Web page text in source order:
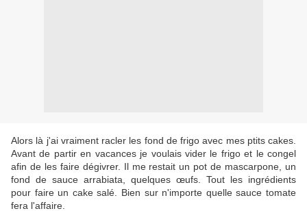
Alors là j'ai vraiment racler les fond de frigo avec mes ptits cakes.
Avant de partir en vacances je voulais vider le frigo et le congel
afin de les faire dégivrer. Il me restait un pot de mascarpone, un
fond de sauce arrabiata, quelques œufs. Tout les ingrédients
pour faire un cake salé. Bien sur n'importe quelle sauce tomate
fera l'affaire.